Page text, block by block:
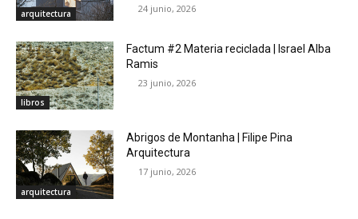
arquitectura 24 junio, 2026
libros
Factum #2 Materia reciclada | Israel Alba
Ramis
23 junio, 2026
arquitectura
Abrigos de Montanha | Filipe Pina
Arquitectura
17 junio, 2026